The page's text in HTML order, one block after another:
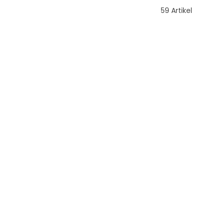
59 Artikel